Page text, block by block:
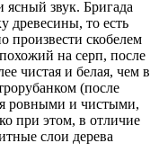
ясный звук. Бригада
древесины, то есть
произвести скобелем
на серп, после
чистая и белая, чем в
(после
ровными и чистыми,
при этом, в отличие
слои дерева